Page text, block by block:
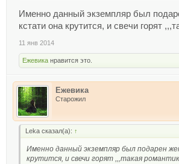
Именно данный экземпляр был
кстати она крутится, и свечи горят
11 янв 2014
Ежевика нравится это.
Ежевика
Старожил
Leka сказал(а): ↑
Именно данный экземпляр был подарен
крутится, и свечи горят ,,,такая